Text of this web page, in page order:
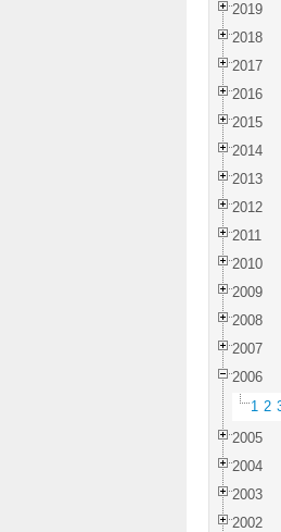
2019
2018
2017
2016
2015
2014
2013
2012
2011
2010
2009
2008
2007
2006
1 2
2005
2004
2003
2002